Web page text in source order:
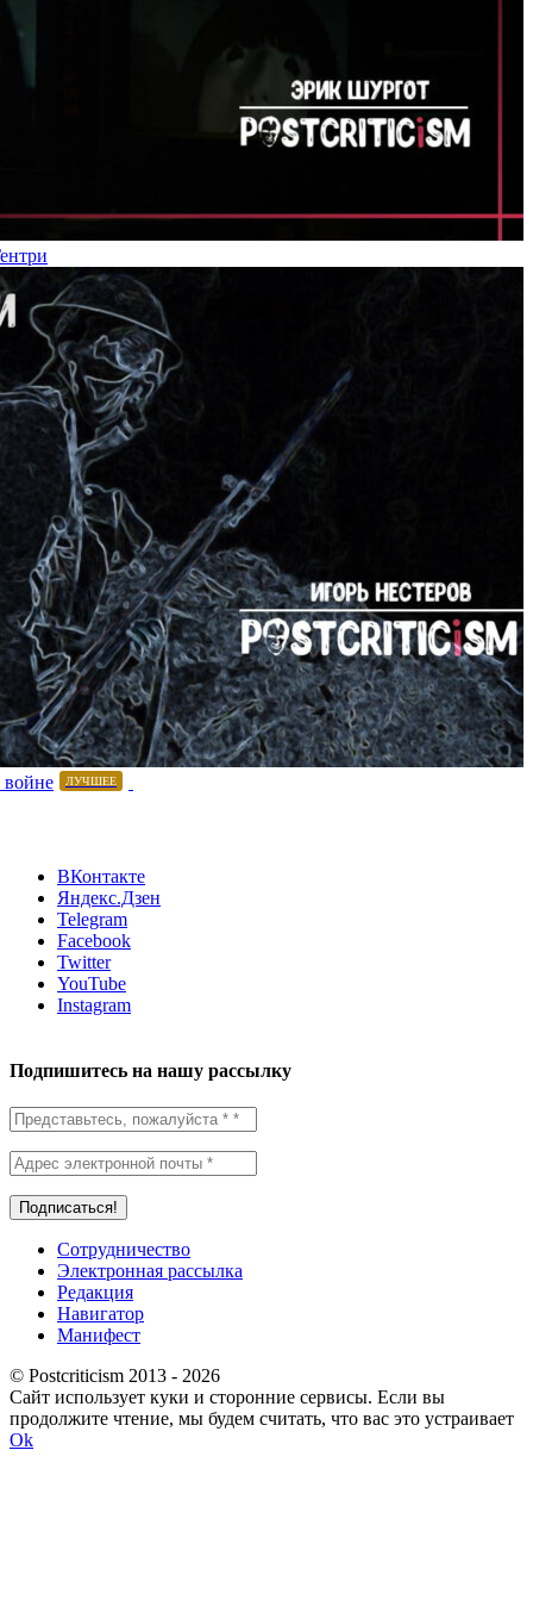
ЛУЧШЕЕ
ВКонтакте
Яндекс.Дзен
Telegram
Facebook
Twitter
YouTube
Instagram
Подпишитесь на нашу рассылку
Сотрудничество
Электронная рассылка
Редакция
Навигатор
Манифест
© Postcriticism 2013 - 2026
Сайт использует куки и сторонние сервисы. Если вы
продолжите чтение, мы будем считать, что вас это устраивает
Ok